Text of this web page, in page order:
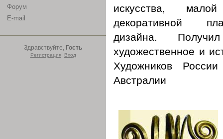
Форум
E-mail
Здравствуйте, Гость
Регистрация| Вход
искусства,
декоративной
дизайна.
художественное и
Художников
Австралии